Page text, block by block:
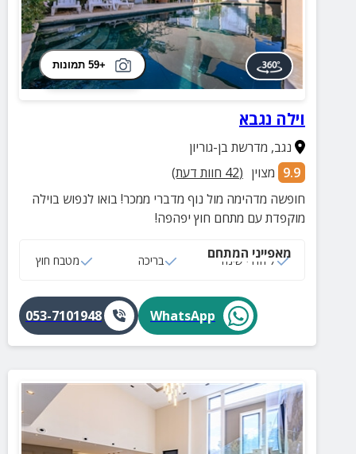
+59 תמונות
וילה נגבא
נגב, מדרשת בן-גוריון
9.9 מצוין (
42 חוות דעת)
חופשה מדהימה מול נוף מדברי ממכר! בואו לנפוש בוילה
מוקפדת עם מתחם חוץ יפהפה!
מאפייני המתחם
7 חדרי שינה בריכה מטבח חוץ
WhatsApp
053-7101948